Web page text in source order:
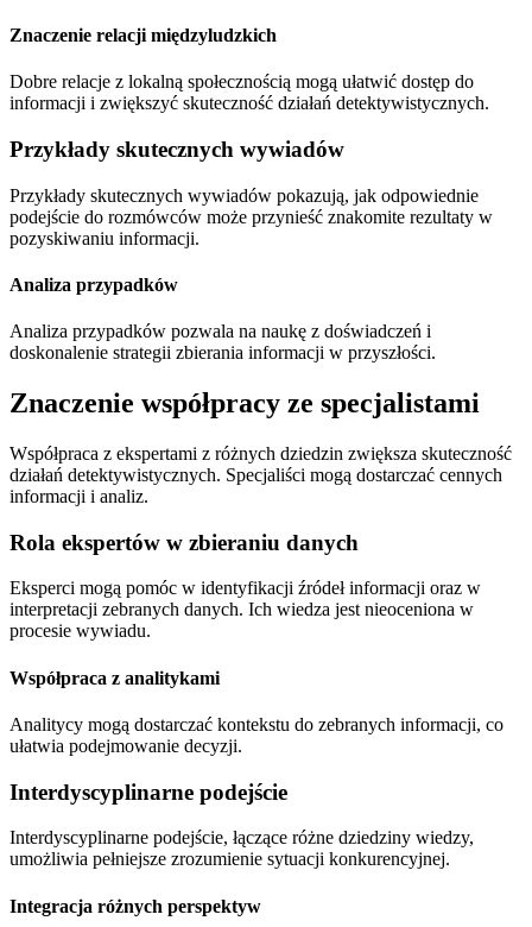
Znaczenie relacji międzyludzkich
Dobre relacje z lokalną społecznością mogą ułatwić dostęp do
informacji i zwiększyć skuteczność działań detektywistycznych.
Przykłady skutecznych wywiadów
Przykłady skutecznych wywiadów pokazują, jak odpowiednie
podejście do rozmówców może przynieść znakomite rezultaty w
pozyskiwaniu informacji.
Analiza przypadków
Analiza przypadków pozwala na naukę z doświadczeń i
doskonalenie strategii zbierania informacji w przyszłości.
Znaczenie współpracy ze specjalistami
Współpraca z ekspertami z różnych dziedzin zwiększa skuteczność
działań detektywistycznych. Specjaliści mogą dostarczać cennych
informacji i analiz.
Rola ekspertów w zbieraniu danych
Eksperci mogą pomóc w identyfikacji źródeł informacji oraz w
interpretacji zebranych danych. Ich wiedza jest nieoceniona w
procesie wywiadu.
Współpraca z analitykami
Analitycy mogą dostarczać kontekstu do zebranych informacji, co
ułatwia podejmowanie decyzji.
Interdyscyplinarne podejście
Interdyscyplinarne podejście, łączące różne dziedziny wiedzy,
umożliwia pełniejsze zrozumienie sytuacji konkurencyjnej.
Integracja różnych perspektyw